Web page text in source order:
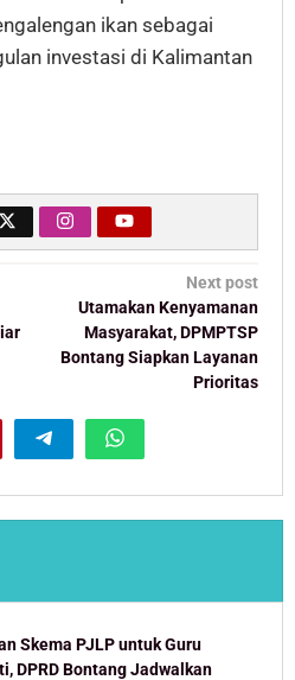
ikan sebagai
investasi di Kalimantan
Next post
Utamakan Kenyamanan
Masyarakat, DPMPTSP
Bontang Siapkan Layanan
Prioritas
Skema PJLP untuk Guru
DPRD Bontang Jadwalkan